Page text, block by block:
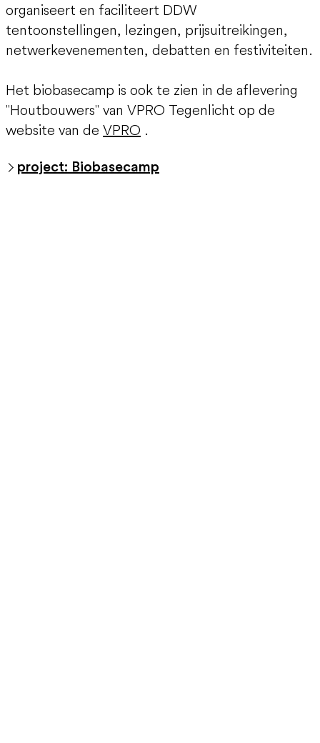
organiseert en faciliteert DDW
tentoonstellingen, lezingen, prijsuitreikingen,
netwerkevenementen, debatten en festiviteiten.
Het biobasecamp is ook te zien in de aflevering
"Houtbouwers" van VPRO Tegenlicht op de
website van de VPRO .
project: Biobasecamp